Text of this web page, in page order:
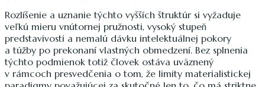
Rozlíšenie a uznanie týchto vyšších štruktúr si vyžaduje
veľkú mieru vnútornej pružnosti, vysoký stupeň
predstavivosti a nemalú dávku intelektuálnej pokory
a túžby po prekonaní vlastných obmedzení. Bez splnenia
týchto podmienok totiž človek ostáva uväznený
v rámcoch presvedčenia o tom, že limity materialistickej